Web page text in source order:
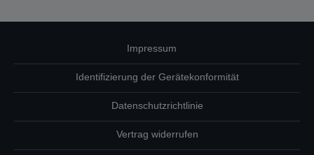
Impressum
Identifizierung der Gerätekonformität
Datenschutzrichtlinie
Vertrag widerrufen